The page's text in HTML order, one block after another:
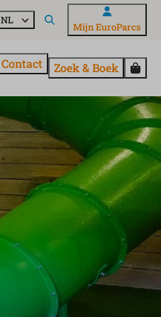
NL
Mijn EuroParcs
Contact Zoek & Boek